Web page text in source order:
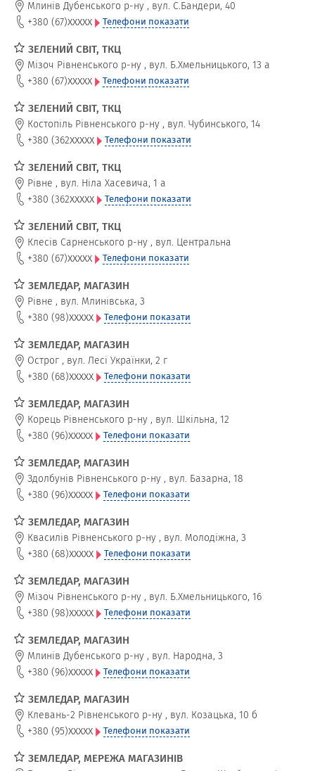
Млинів Дубенського р-ну , вул. С.Бандери, 40
+380 (67)xxxxx Телефони показати
ЗЕЛЕНИЙ СВІТ, ТКЦ
Мізоч Рівненського р-ну , вул. Б.Хмельницького, 13 а
+380 (67)xxxxx Телефони показати
ЗЕЛЕНИЙ СВІТ, ТКЦ
Костопіль Рівненського р-ну , вул. Чубинського, 14
+380 (362xxxxx Телефони показати
ЗЕЛЕНИЙ СВІТ, ТКЦ
Рівне , вул. Ніла Хасевича, 1 а
+380 (362xxxxx Телефони показати
ЗЕЛЕНИЙ СВІТ, ТКЦ
Клесів Сарненського р-ну , вул. Центральна
+380 (67)xxxxx Телефони показати
ЗЕМЛЕДАР, МАГАЗИН
Рівне , вул. Млинівська, 3
+380 (98)xxxxx Телефони показати
ЗЕМЛЕДАР, МАГАЗИН
Острог , вул. Лесі Українки, 2 г
+380 (68)xxxxx Телефони показати
ЗЕМЛЕДАР, МАГАЗИН
Корець Рівненського р-ну , вул. Шкільна, 12
+380 (96)xxxxx Телефони показати
ЗЕМЛЕДАР, МАГАЗИН
Здолбунів Рівненського р-ну , вул. Базарна, 18
+380 (96)xxxxx Телефони показати
ЗЕМЛЕДАР, МАГАЗИН
Квасилів Рівненського р-ну , вул. Молодіжна, 3
+380 (68)xxxxx Телефони показати
ЗЕМЛЕДАР, МАГАЗИН
Мізоч Рівненського р-ну , вул. Б.Хмельницького, 16
+380 (98)xxxxx Телефони показати
ЗЕМЛЕДАР, МАГАЗИН
Млинів Дубенського р-ну , вул. Народна, 3
+380 (96)xxxxx Телефони показати
ЗЕМЛЕДАР, МАГАЗИН
Клевань-2 Рівненського р-ну , вул. Козацька, 10 б
+380 (95)xxxxx Телефони показати
ЗЕМЛЕДАР, МЕРЕЖА МАГАЗИНІВ